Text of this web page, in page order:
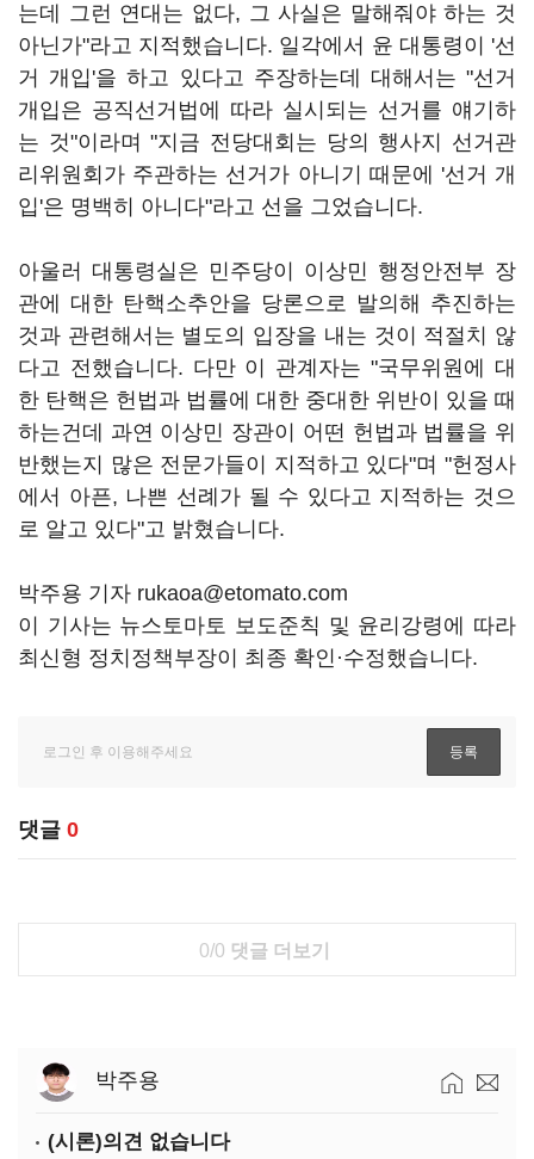
는데 그런 연대는 없다, 그 사실은 말해줘야 하는 것
아닌가"라고 지적했습니다. 일각에서 윤 대통령이 '선
거 개입'을 하고 있다고 주장하는데 대해서는 "선거
개입은 공직선거법에 따라 실시되는 선거를 얘기하
는 것"이라며 "지금 전당대회는 당의 행사지 선거관
리위원회가 주관하는 선거가 아니기 때문에 '선거 개
입'은 명백히 아니다"라고 선을 그었습니다.
아울러 대통령실은 민주당이 이상민 행정안전부 장
관에 대한 탄핵소추안을 당론으로 발의해 추진하는
것과 관련해서는 별도의 입장을 내는 것이 적절치 않
다고 전했습니다. 다만 이 관계자는 "국무위원에 대
한 탄핵은 헌법과 법률에 대한 중대한 위반이 있을 때
하는건데 과연 이상민 장관이 어떤 헌법과 법률을 위
반했는지 많은 전문가들이 지적하고 있다"며 "헌정사
에서 아픈, 나쁜 선례가 될 수 있다고 지적하는 것으
로 알고 있다"고 밝혔습니다.
박주용 기자 rukaoa@etomato.com
이 기사는 뉴스토마토 보도준칙 및 윤리강령에 따라
최신형 정치정책부장이 최종 확인·수정했습니다.
댓글 0
0/0 댓글 더보기
박주용
(시론)의견 없습니다